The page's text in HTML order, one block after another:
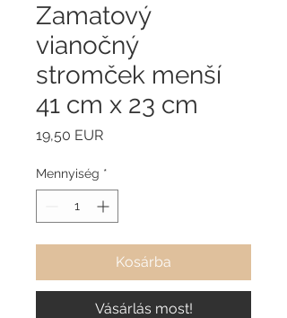
Zamatový
vianočný
stromček menší
41 cm x 23 cm
19,50 EURÁr
Mennyiség *
Kosárba
Vásárlás most!